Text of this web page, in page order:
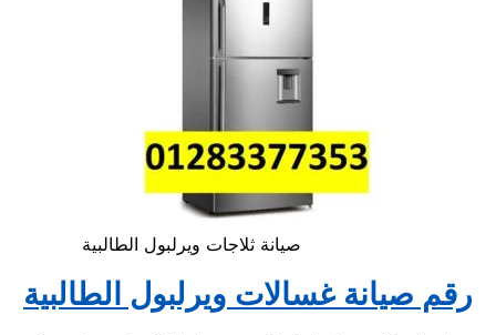
صيانة ثلاجات ويرلبول الطالبية
رقم صيانة غسالات ويرلبول الطالبية